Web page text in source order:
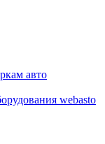
авто
webasto